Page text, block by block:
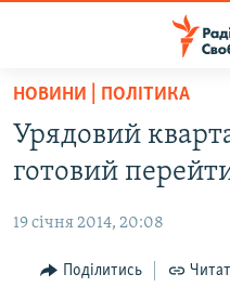
Перейти
основного
матеріалу
до
навігації
ВСЕ ЗА ДОБУ
ПОЛІТИКА
ЕКОНОМІКА
ВІЙНА
РОСІЙСЬКА
НОВИНИ | ПОЛІТИКА
Урядовий
готовий
19 січня 2014, 20:08
Поділитись